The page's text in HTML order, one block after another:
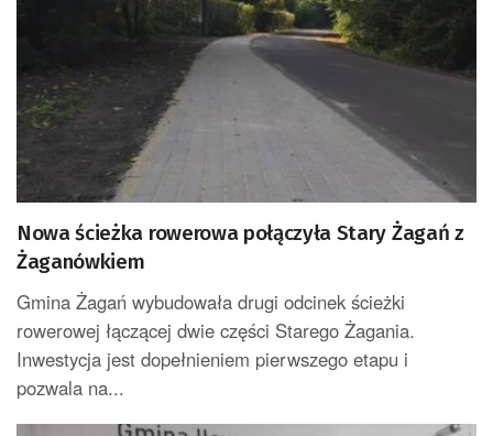
Nowa ścieżka rowerowa połączyła Stary Żagań z
Żaganówkiem
Gmina Żagań wybudowała drugi odcinek ścieżki
rowerowej łączącej dwie części Starego Żagania.
Inwestycja jest dopełnieniem pierwszego etapu i
pozwala na...